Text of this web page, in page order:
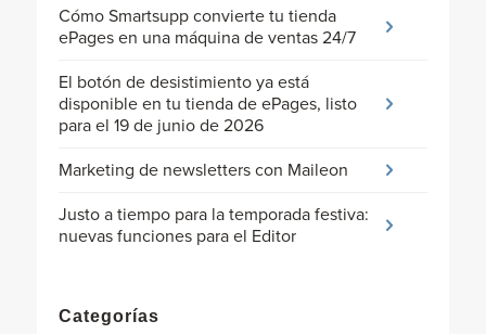
Cómo Smartsupp convierte tu tienda
ePages en una máquina de ventas 24/7
El botón de desistimiento ya está
disponible en tu tienda de ePages, listo
para el 19 de junio de 2026
Marketing de newsletters con Maileon
Justo a tiempo para la temporada festiva:
nuevas funciones para el Editor
Categorías